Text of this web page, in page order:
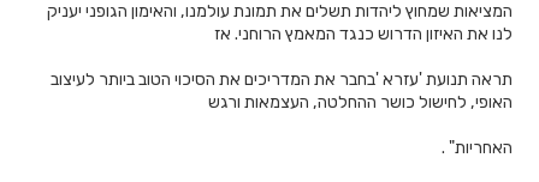
המציאות שמחוץ ליהדות תשלים את תמונת עולמנו, והאימון הגופני יעניק
לנו את האיזון הדרוש כנגד המאמץ הרוחני. אז
תראה תנועת 'עזרא 'בחבר את המדריכים את הסיכוי הטוב ביותר לעיצוב
האופי, לחישול כושר ההחלטה, העצמאות ורגש
האחריות" .